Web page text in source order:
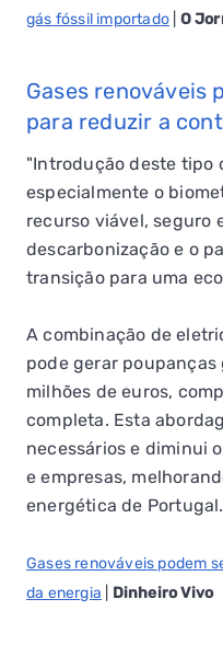
gás fóssil importado O
Gases renováveis
para reduzir a
"Introdução deste tipo
especialmente o
recurso viável, seguro
descarbonização e o
transição para uma
A combinação de
pode gerar
milhões de euros,
completa. Esta
necessários e diminui
e empresas,
energética de
Gases renováveis podem
da energia
Dinheiro Vivo